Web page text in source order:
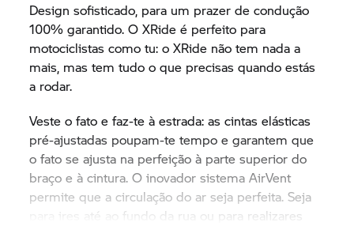
Design sofisticado, para um prazer de condução
100% garantido. O XRide é perfeito para
motociclistas como tu: o XRide não tem nada a
mais, mas tem tudo o que precisas quando estás
a rodar.
Veste o fato e faz-te à estrada: as cintas elásticas
pré-ajustadas poupam-te tempo e garantem que
o fato se ajusta na perfeição à parte superior do
braço e à cintura. O inovador sistema AirVent
permite que a circulação do ar seja perfeita. Seja
para ires até ao fundo da rua ou para realizares